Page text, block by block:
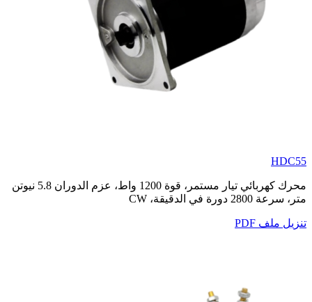
HDC55
محرك كهربائي تيار مستمر، قوة 1200 واط، عزم الدوران 5.8 نيوتن
متر، سرعة 2800 دورة في الدقيقة، CW
تنزيل ملف PDF